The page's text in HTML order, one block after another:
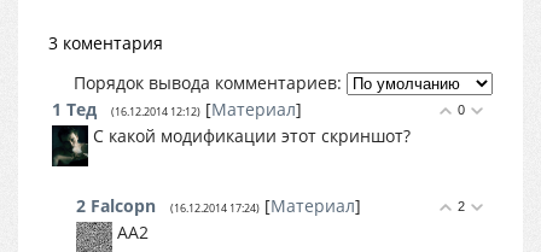
3 коментария
Порядок вывода комментариев:
0
1 Тед (16.12.2014 12:12) [Материал]
С какой модификации этот скриншот?
2
2 Falcopn (16.12.2014 17:24) [Материал]
AA2